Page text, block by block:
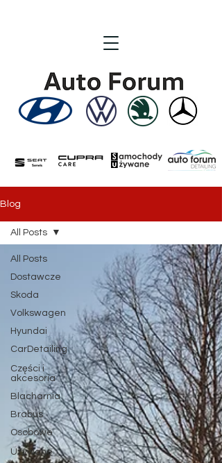
Blog
All Posts
Dostawcze
Skoda
Volkswagen
Hyundai
CarDetailing
Części i
akcesoria
Blacharnia
Brabus
Osobowe
Używane
All Posts